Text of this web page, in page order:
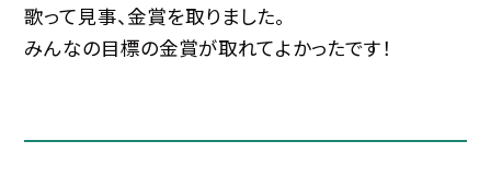
歌って見事、金賞を取りました。
みんなの目標の金賞が取れてよかったです！